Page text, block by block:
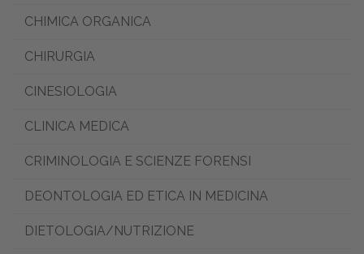
CHIMICA ORGANICA
CHIRURGIA
CINESIOLOGIA
CLINICA MEDICA
CRIMINOLOGIA E SCIENZE FORENSI
DEONTOLOGIA ED ETICA IN MEDICINA
DIETOLOGIA/NUTRIZIONE